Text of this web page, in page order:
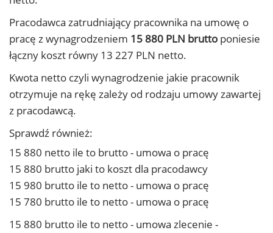
Pracodawca zatrudniający pracownika na umowę o
pracę z wynagrodzeniem 15 880 PLN brutto poniesie
łączny koszt równy 13 227 PLN netto.
Kwota netto czyli wynagrodzenie jakie pracownik
otrzymuje na rękę zależy od rodzaju umowy zawartej
z pracodawcą.
Sprawdź również:
15 880 netto ile to brutto - umowa o pracę
15 880 brutto jaki to koszt dla pracodawcy
15 980 brutto ile to netto - umowa o pracę
15 780 brutto ile to netto - umowa o pracę
15 880 brutto ile to netto - umowa zlecenie -